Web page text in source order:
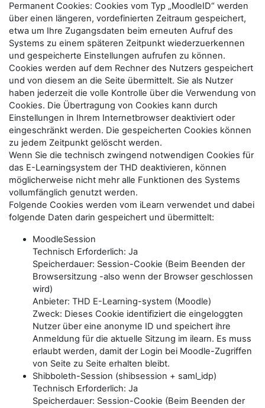
Permanent Cookies: Cookies vom Typ „MoodleID“ werden
über einen längeren, vordefinierten Zeitraum gespeichert,
etwa um Ihre Zugangsdaten beim erneuten Aufruf des
Systems zu einem späteren Zeitpunkt wiederzuerkennen
und gespeicherte Einstellungen aufrufen zu können.
Cookies werden auf dem Rechner des Nutzers gespeichert
und von diesem an die Seite übermittelt. Sie als Nutzer
haben jederzeit die volle Kontrolle über die Verwendung von
Cookies. Die Übertragung von Cookies kann durch
Einstellungen in Ihrem Internetbrowser deaktiviert oder
eingeschränkt werden. Die gespeicherten Cookies können
zu jedem Zeitpunkt gelöscht werden.
Wenn Sie die technisch zwingend notwendigen Cookies für
das E-Learningsystem der THD deaktivieren, können
möglicherweise nicht mehr alle Funktionen des Systems
vollumfänglich genutzt werden.
Folgende Cookies werden vom iLearn verwendet und dabei
folgende Daten darin gespeichert und übermittelt:
MoodleSession
Technisch Erforderlich: Ja
Speicherdauer: Session-Cookie (Beim Beenden der
Browsersitzung -also wenn der Browser geschlossen
wird)
Anbieter: THD E-Learning-system (Moodle)
Zweck: Dieses Cookie identifiziert die eingeloggten
Nutzer über eine anonyme ID und speichert ihre
Anmeldung für die aktuelle Sitzung im ilearn. Es muss
erlaubt werden, damit der Login bei Moodle-Zugriffen
von Seite zu Seite erhalten bleibt.
Shibboleth-Session (shibsession + saml_idp)
Technisch Erforderlich: Ja
Speicherdauer: Session-Cookie (Beim Beenden der